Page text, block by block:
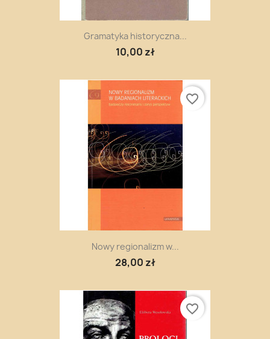
Gramatyka historyczna...
10,00 zł
Nowy regionalizm w...
28,00 zł
favorite_border
favorite_border